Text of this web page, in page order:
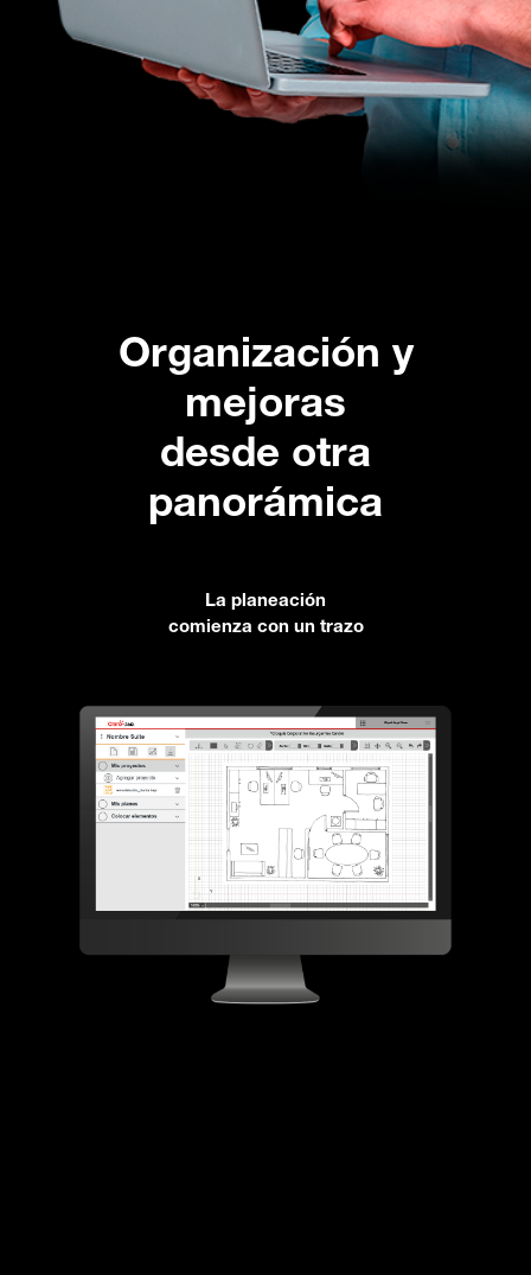
Organización y
mejoras
desde otra
panorámica
La planeación
comienza con un trazo